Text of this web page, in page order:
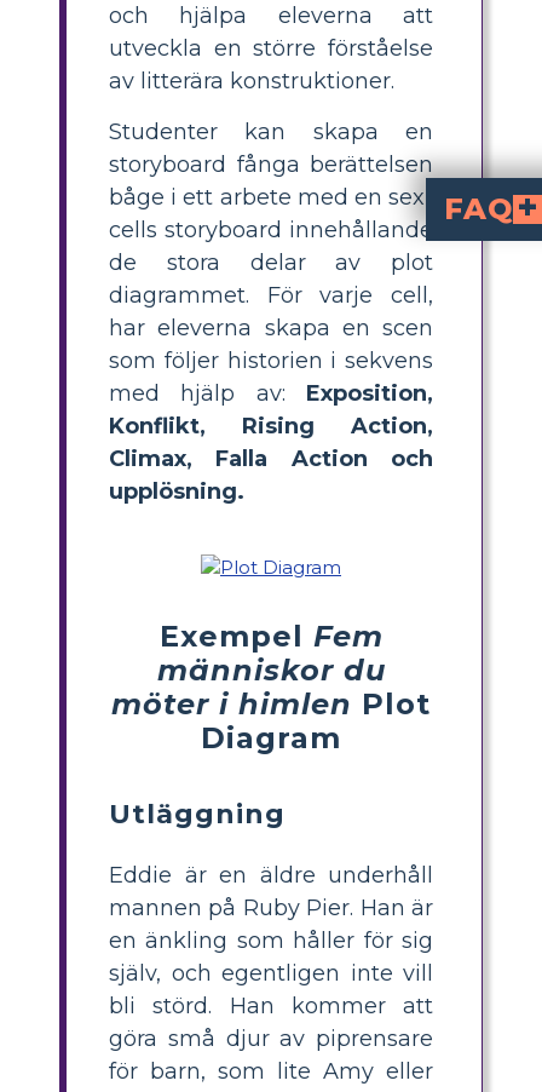
och hjälpa eleverna att
utveckla en större förståelse
av litterära konstruktioner.
Studenter kan skapa en
storyboard fånga berättelsen
båge i ett arbete med en sex-
cells storyboard innehållande
de stora delar av plot
diagrammet. För varje cell,
har eleverna skapa en scen
som följer historien i sekvens
med hjälp av: Exposition,
Konflikt, Rising Action,
Climax, Falla Action och
upplösning.
Exempel Fem
människor du
möter i himlen Plot
Diagram
Utläggning
Eddie är en äldre underhåll
mannen på Ruby Pier. Han är
en änkling som håller för sig
själv, och egentligen inte vill
bli störd. Han kommer att
göra små djur av piprensare
för barn, som lite Amy eller
FAQ